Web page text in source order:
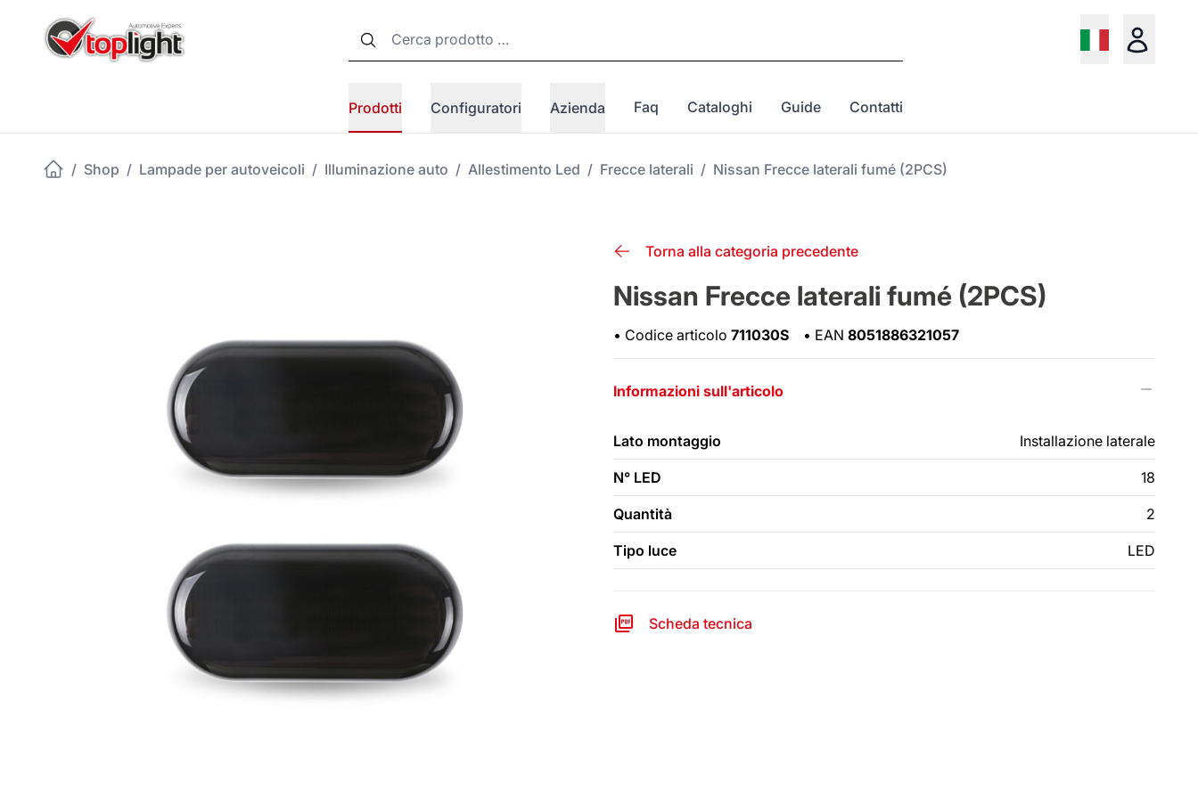
Prodotti Configuratori Azienda Faq Cataloghi Guide Contatti
/ Shop / Lampade per autoveicoli / Illuminazione auto / Allestimento Led / Frecce laterali / Nissan Frecce laterali fumé (2PCS)
Torna alla categoria precedente
Nissan Frecce laterali fumé (2PCS)
• Codice articolo 711030S • EAN 8051886321057
Informazioni sull'articolo
Lato montaggio Installazione laterale
N° LED 18
Quantità 2
Tipo luce LED
Scheda tecnica